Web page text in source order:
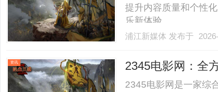
提升内容质量和个性
乐新体验。......
浦江新媒体 发布于
资讯 2345电影网：全
2345电影网是一家综